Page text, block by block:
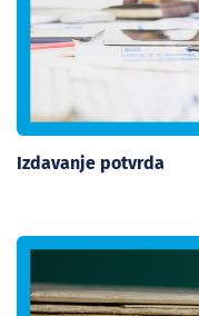
Izdavanje potvrda